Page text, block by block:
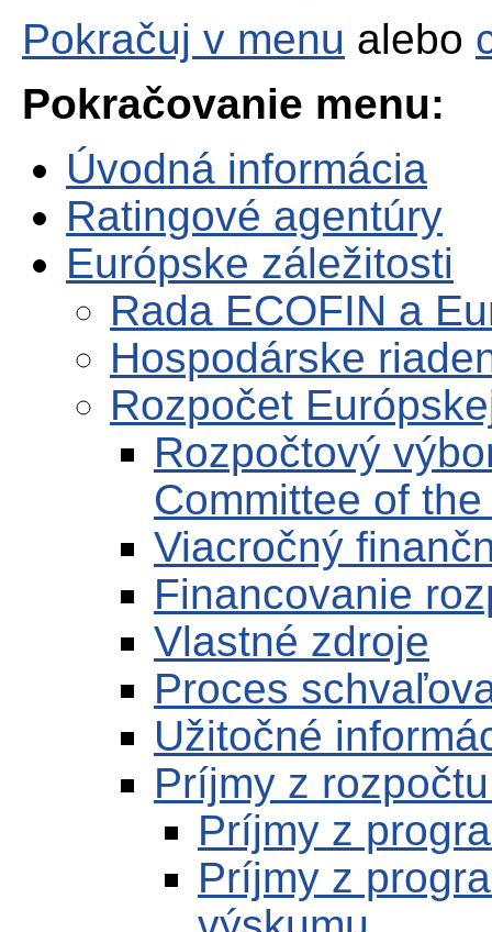
Pokračuj v menu alebo
Pokračovanie menu:
Úvodná informácia
Ratingové agentúry
Európske záležitosti
Rada ECOFIN a
Hospodárske
Rozpočet
Rozpočtový
Committee of
Viacročný
Financovanie
Vlastné zdroje
Proces
Užitočné
Príjmy z
Príjmy z
Príjmy z